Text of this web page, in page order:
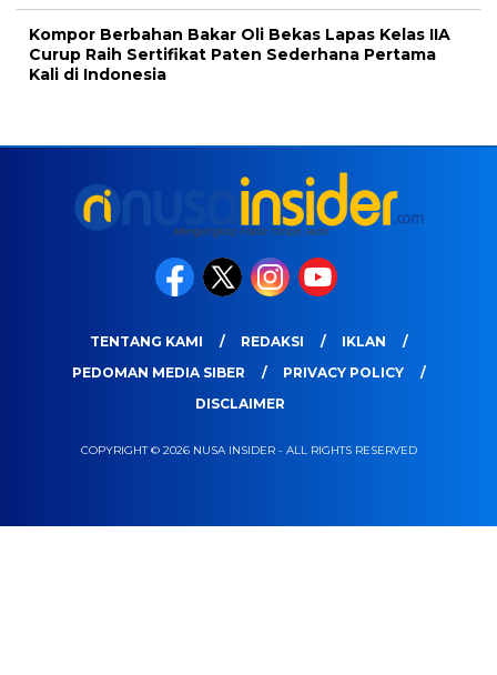
Kompor Berbahan Bakar Oli Bekas Lapas Kelas IIA
Curup Raih Sertifikat Paten Sederhana Pertama
Kali di Indonesia
TENTANG KAMI REDAKSI
IKLAN
PEDOMAN MEDIA SIBER
PRIVACY POLICY
DISCLAIMER
COPYRIGHT © 2026 NUSA INSIDER - ALL RIGHTS RESERVED